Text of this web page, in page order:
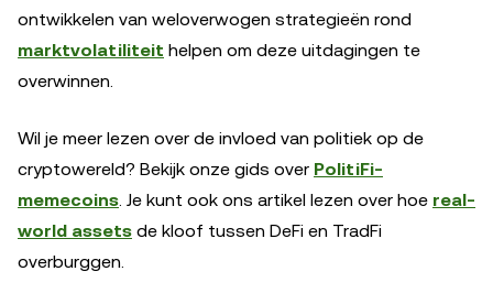
ontwikkelen van weloverwogen strategieën rond
marktvolatiliteit helpen om deze uitdagingen te
overwinnen.
Wil je meer lezen over de invloed van politiek op de
cryptowereld? Bekijk onze gids over PolitiFi-
memecoins. Je kunt ook ons artikel lezen over hoe real-
world assets de kloof tussen DeFi en TradFi
overburggen.